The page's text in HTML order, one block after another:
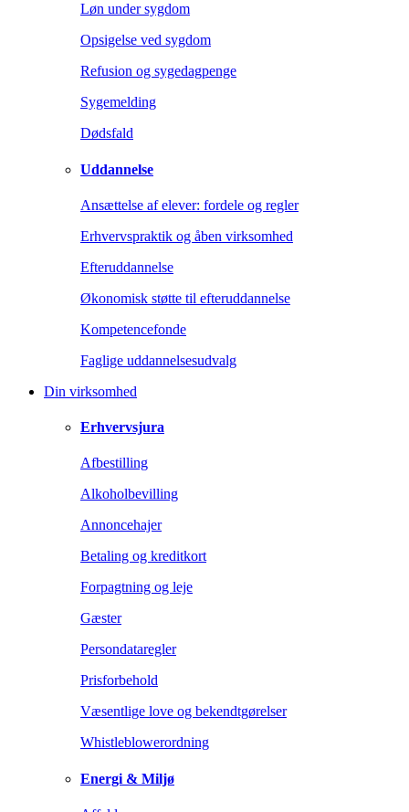
Løn under sygdom
Opsigelse ved sygdom
Refusion og sygedagpenge
Sygemelding
Dødsfald
Uddannelse
Ansættelse af elever: fordele og regler
Erhvervspraktik og åben virksomhed
Efteruddannelse
Økonomisk støtte til efteruddannelse
Kompetencefonde
Faglige uddannelsesudvalg
Din virksomhed
Erhvervsjura
Afbestilling
Alkoholbevilling
Annoncehajer
Betaling og kreditkort
Forpagtning og leje
Gæster
Persondataregler
Prisforbehold
Væsentlige love og bekendtgørelser
Whistleblowerordning
Energi & Miljø